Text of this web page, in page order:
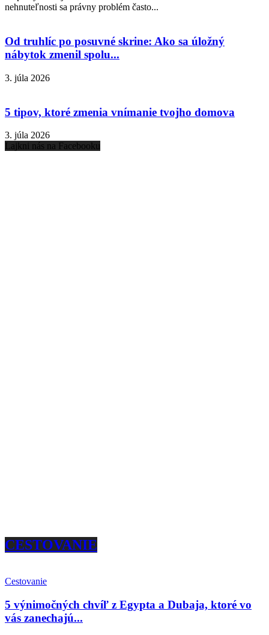
nehnuteľnosti sa právny problém často...
Od truhlíc po posuvné skrine: Ako sa úložný
nábytok zmenil spolu...
3. júla 2026
5 tipov, ktoré zmenia vnímanie tvojho domova
3. júla 2026
Lajkni nás na Facebooku
CESTOVANIE
Cestovanie
5 výnimočných chvíľ z Egypta a Dubaja, ktoré vo
vás zanechajú...